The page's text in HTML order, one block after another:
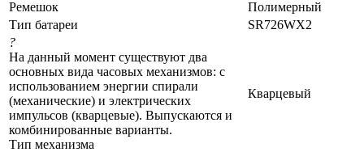
Ремешок
Полимерный
Тип батареи
SR726WX2
?
На данный момент существуют два
основных вида часовых механизмов: с
использованием энергии спирали
(механические) и электрических
импульсов (кварцевые). Выпускаются и
комбинированные варианты.
Тип механизма
Кварцевый